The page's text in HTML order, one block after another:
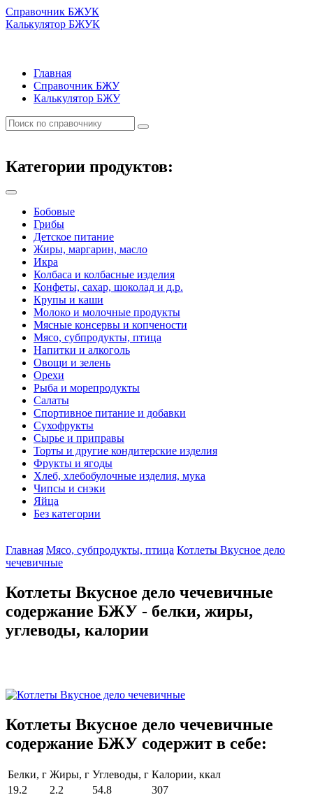
Справочник БЖУК
Калькулятор БЖУК
Главная
Справочник БЖУ
Калькулятор БЖУ
Категории продуктов:
Бобовые
Грибы
Детское питание
Жиры, маргарин, масло
Икра
Колбаса и колбасные изделия
Конфеты, сахар, шоколад и д.р.
Крупы и каши
Молоко и молочные продукты
Мясные консервы и копчености
Мясо, субпродукты, птица
Напитки и алкоголь
Овощи и зелень
Орехи
Рыба и морепродукты
Салаты
Спортивное питание и добавки
Сухофрукты
Сырье и приправы
Торты и другие кондитерские изделия
Фрукты и ягоды
Хлеб, хлебобулочные изделия, мука
Чипсы и снэки
Яйца
Без категории
Главная Мясо, субпродукты, птица Котлеты Вкусное дело
чечевичные
Котлеты Вкусное дело чечевичные
содержание БЖУ - белки, жиры,
углеводы, калории
Котлеты Вкусное дело чечевичные
содержание БЖУ содержит в себе:
Белки, г Жиры, г Углеводы, г Калории, ккал
19.2
2.2 54.8 307